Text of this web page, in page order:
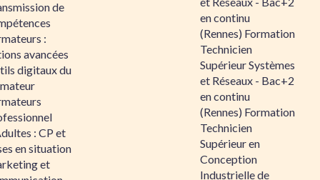
de
:
avancées
digitaux du
: CP et
en situation
et
en continu
(Rennes) Formation
Technicien
Supérieur Systèmes
et Réseaux - Bac+2
en continu
(Rennes) Formation
Technicien
Supérieur en
Conception
Industrielle de